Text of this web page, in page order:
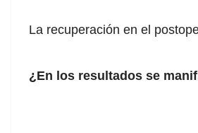
La recuperación en el
¿En los resultados se